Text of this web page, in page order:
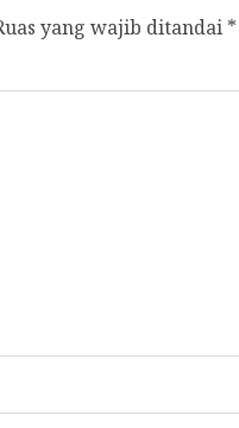
yang wajib ditandai *